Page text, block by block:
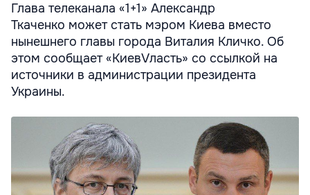
Глава телеканала «1+1» Александр
Ткаченко может стать мэром Киева вместо
нынешнего главы города Виталия Кличко. Об
этом сообщает «КиевVласть» со ссылкой на
источники в администрации президента
Украины.